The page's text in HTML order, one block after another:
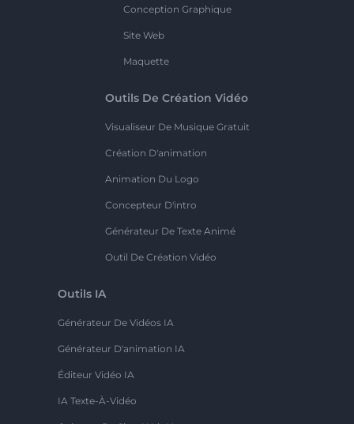
Conception Graphique
Site Web
Maquette
Outils De Création Vidéo
Visualiseur De Musique Gratuit
Création D'animation
Animation Du Logo
Concepteur D'intro
Générateur De Texte Animé
Outil De Création Vidéo
Outils IA
Générateur De Vidéos IA
Générateur D'animation IA
Éditeur Vidéo IA
IA Texte-À-Vidéo